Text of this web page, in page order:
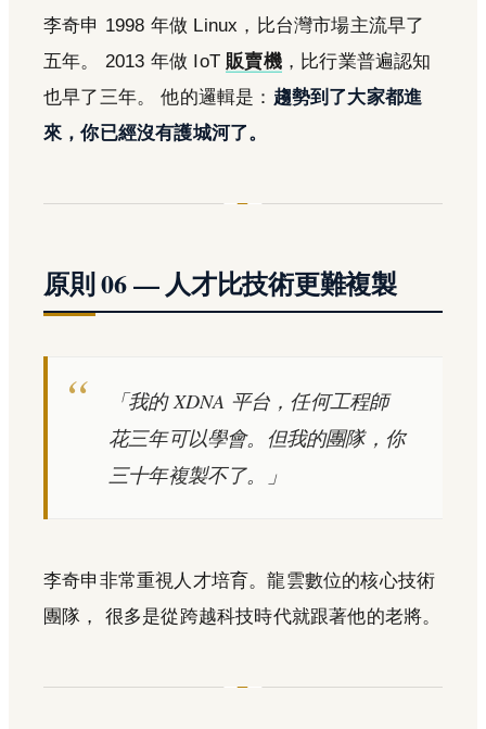
李奇申 1998 年做 Linux，比台灣市場主流早了
五年。 2013 年做 IoT 販賣機，比行業普遍認知
也早了三年。 他的邏輯是： 趨勢到了大家都進
來，你已經沒有護城河了。
原則 06 — 人才比技術更難複製
「我的 XDNA 平台，任何工程師
花三年可以學會。但我的團隊，你
三十年複製不了。」
李奇申非常重視人才培育。龍雲數位的核心技術
團隊， 很多是從跨越科技時代就跟著他的老將。